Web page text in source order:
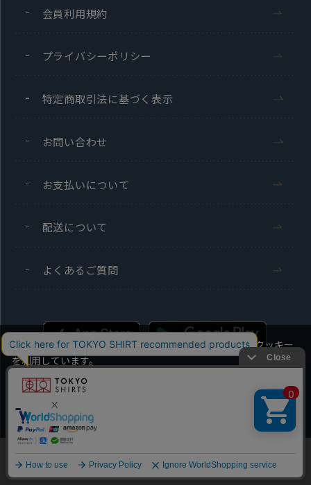
他のアイテムを探す こだわり検索
会員利用規約
プライバシーポリシー
特定商取引法に基づく表示
お問い合わせ
お支払いについて
配送について
よくあるご質問
Copyright TOKYO SHIRTS Co.,Ltd. All rights reserved.
当社のウェブサイトでは、お客様の利便性向上のためにクッキー
を利用しています。
本ウェブサイトをこのままご利用になる場合、クッキーの使用に
同意いただいたものとみなします。
クッキーを通じて収集する情報には、「お客様個人を特定できる
情報」は一切含まれておりません。詳細は
クッキーポリシーをご
確認ください。
OK